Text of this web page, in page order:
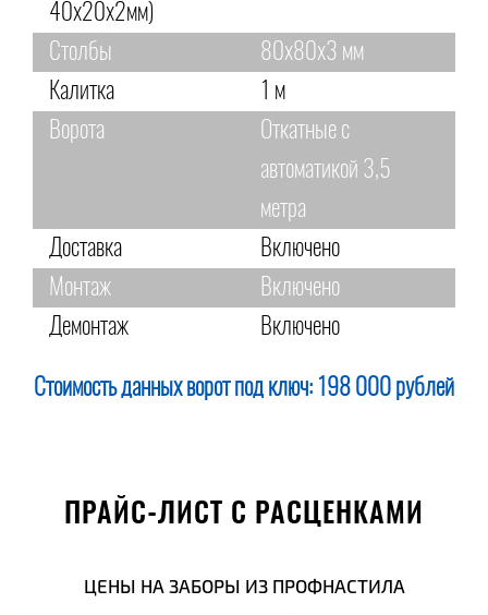
40х20х2мм)
Столбы
80х80х3 мм
Калитка
1 м
Ворота
Откатные с
автоматикой 3,5
метра
Доставка
Включено
Монтаж
Включено
Демонтаж
Включено
Стоимость данных ворот под ключ: 198 000 рублей
ПРАЙС-ЛИСТ С РАСЦЕНКАМИ
ЦЕНЫ НА ЗАБОРЫ ИЗ ПРОФНАСТИЛА